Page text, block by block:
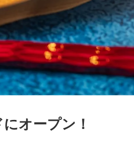
オープン！